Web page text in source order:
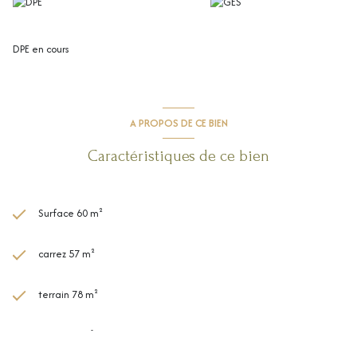
DPE en cours
A PROPOS DE CE BIEN
Caractéristiques de ce bien
Surface 60 m²
carrez 57 m²
terrain 78 m²
séjour 25 m²